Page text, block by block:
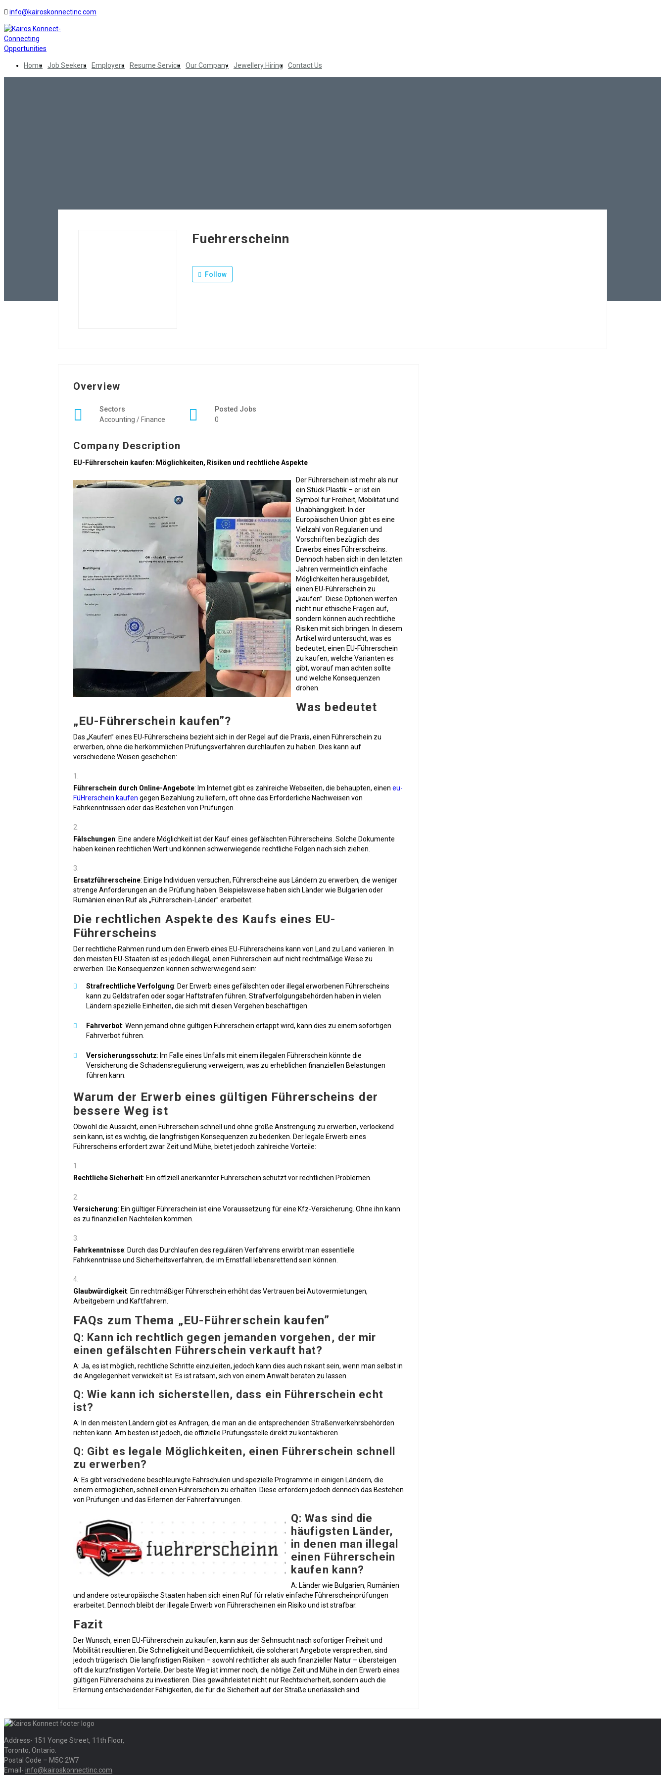
info@kairoskonnectinc.com
Home Job Seekers Employers Resume Service Our Company Jewellery Hiring Contact Us
Fuehrerscheinn
Follow
Overview
Sectors
Accounting / Finance
Posted Jobs
0
Company Description
EU-Führerschein kaufen: Möglichkeiten, Risiken und rechtliche Aspekte
Der Führerschein ist mehr als nur
ein Stück Plastik – er ist ein
Symbol für Freiheit, Mobilität und
Unabhängigkeit. In der
Europäischen Union gibt es eine
Vielzahl von Regularien und
Vorschriften bezüglich des
Erwerbs eines Führerscheins.
Dennoch haben sich in den letzten
Jahren vermeintlich einfache
Möglichkeiten herausgebildet,
einen EU-Führerschein zu
„kaufen”. Diese Optionen werfen
nicht nur ethische Fragen auf,
sondern können auch rechtliche
Risiken mit sich bringen. In diesem
Artikel wird untersucht, was es
bedeutet, einen EU-Führerschein
zu kaufen, welche Varianten es
gibt, worauf man achten sollte
und welche Konsequenzen
drohen.
Was bedeutet
„EU-Führerschein kaufen”?
Das „Kaufen” eines EU-Führerscheins bezieht sich in der Regel auf die Praxis, einen Führerschein zu
erwerben, ohne die herkömmlichen Prüfungsverfahren durchlaufen zu haben. Dies kann auf
verschiedene Weisen geschehen:
Führerschein durch Online-Angebote: Im Internet gibt es zahlreiche Webseiten, die behaupten, einen eu-
FüHrerschein kaufen gegen Bezahlung zu liefern, oft ohne das Erforderliche Nachweisen von
Fahrkenntnissen oder das Bestehen von Prüfungen.
Fälschungen: Eine andere Möglichkeit ist der Kauf eines gefälschten Führerscheins. Solche Dokumente
haben keinen rechtlichen Wert und können schwerwiegende rechtliche Folgen nach sich ziehen.
Ersatzführerscheine: Einige Individuen versuchen, Führerscheine aus Ländern zu erwerben, die weniger
strenge Anforderungen an die Prüfung haben. Beispielsweise haben sich Länder wie Bulgarien oder
Rumänien einen Ruf als „Führerschein-Länder” erarbeitet.
Die rechtlichen Aspekte des Kaufs eines EU-
Führerscheins
Der rechtliche Rahmen rund um den Erwerb eines EU-Führerscheins kann von Land zu Land variieren. In
den meisten EU-Staaten ist es jedoch illegal, einen Führerschein auf nicht rechtmäßige Weise zu
erwerben. Die Konsequenzen können schwerwiegend sein:
Strafrechtliche Verfolgung: Der Erwerb eines gefälschten oder illegal erworbenen Führerscheins
kann zu Geldstrafen oder sogar Haftstrafen führen. Strafverfolgungsbehörden haben in vielen
Ländern spezielle Einheiten, die sich mit diesen Vergehen beschäftigen.
Fahrverbot: Wenn jemand ohne gültigen Führerschein ertappt wird, kann dies zu einem sofortigen
Fahrverbot führen.
Versicherungsschutz: Im Falle eines Unfalls mit einem illegalen Führerschein könnte die
Versicherung die Schadensregulierung verweigern, was zu erheblichen finanziellen Belastungen
führen kann.
Warum der Erwerb eines gültigen Führerscheins der
bessere Weg ist
Obwohl die Aussicht, einen Führerschein schnell und ohne große Anstrengung zu erwerben, verlockend
sein kann, ist es wichtig, die langfristigen Konsequenzen zu bedenken. Der legale Erwerb eines
Führerscheins erfordert zwar Zeit und Mühe, bietet jedoch zahlreiche Vorteile:
Rechtliche Sicherheit: Ein offiziell anerkannter Führerschein schützt vor rechtlichen Problemen.
Versicherung: Ein gültiger Führerschein ist eine Voraussetzung für eine Kfz-Versicherung. Ohne ihn kann
es zu finanziellen Nachteilen kommen.
Fahrkenntnisse: Durch das Durchlaufen des regulären Verfahrens erwirbt man essentielle
Fahrkenntnisse und Sicherheitsverfahren, die im Ernstfall lebensrettend sein können.
Glaubwürdigkeit: Ein rechtmäßiger Führerschein erhöht das Vertrauen bei Autovermietungen,
Arbeitgebern und Kaftfahrern.
FAQs zum Thema „EU-Führerschein kaufen”
Q: Kann ich rechtlich gegen jemanden vorgehen, der mir
einen gefälschten Führerschein verkauft hat?
A: Ja, es ist möglich, rechtliche Schritte einzuleiten, jedoch kann dies auch riskant sein, wenn man selbst in
die Angelegenheit verwickelt ist. Es ist ratsam, sich von einem Anwalt beraten zu lassen.
Q: Wie kann ich sicherstellen, dass ein Führerschein echt
ist?
A: In den meisten Ländern gibt es Anfragen, die man an die entsprechenden Straßenverkehrsbehörden
richten kann. Am besten ist jedoch, die offizielle Prüfungsstelle direkt zu kontaktieren.
Q: Gibt es legale Möglichkeiten, einen Führerschein schnell
zu erwerben?
A: Es gibt verschiedene beschleunigte Fahrschulen und spezielle Programme in einigen Ländern, die
einem ermöglichen, schnell einen Führerschein zu erhalten. Diese erfordern jedoch dennoch das Bestehen
von Prüfungen und das Erlernen der Fahrerfahrungen.
Q: Was sind die
häufigsten Länder,
in denen man illegal
einen Führerschein
kaufen kann?
A: Länder wie Bulgarien, Rumänien
und andere osteuropäische Staaten haben sich einen Ruf für relativ einfache Führerscheinprüfungen
erarbeitet. Dennoch bleibt der illegale Erwerb von Führerscheinen ein Risiko und ist strafbar.
Fazit
Der Wunsch, einen EU-Führerschein zu kaufen, kann aus der Sehnsucht nach sofortiger Freiheit und
Mobilität resultieren. Die Schnelligkeit und Bequemlichkeit, die solcherart Angebote versprechen, sind
jedoch trügerisch. Die langfristigen Risiken – sowohl rechtlicher als auch finanzieller Natur – übersteigen
oft die kurzfristigen Vorteile. Der beste Weg ist immer noch, die nötige Zeit und Mühe in den Erwerb eines
gültigen Führerscheins zu investieren. Dies gewährleistet nicht nur Rechtsicherheit, sondern auch die
Erlernung entscheidender Fähigkeiten, die für die Sicherheit auf der Straße unerlässlich sind.
Address- 151 Yonge Street, 11th Floor,
Toronto, Ontario.
Postal Code – M5C 2W7
Email- info@kairoskonnectinc.com